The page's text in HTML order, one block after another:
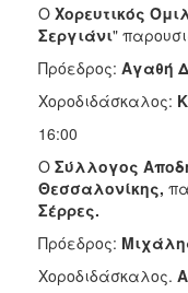
Ο Χορευτικός
Σεργιάνι"
Πρόεδρος: Αγαθή
Χοροδιδάσκαλος:
16:00
Ο Σύλλογος
Θεσσαλονίκης,
Σέρρες.
Πρόεδρος:
Χοροδιδάσκαλος.